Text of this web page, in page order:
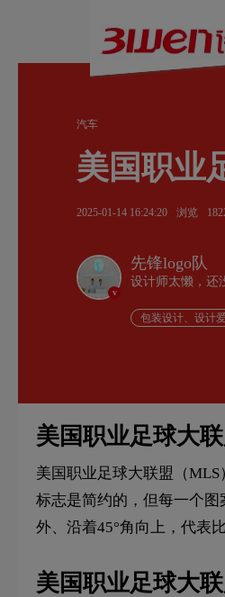
汽车
美国职业
2025-01-14 16:24:20 浏览
v
先锋logo队
设计师太懒，
包装设计、设计
美国职业足球大
美国职业足球大联盟（
标志是简约的，但每一个图
外、沿着45°角向上，代表
美国职业足球大联